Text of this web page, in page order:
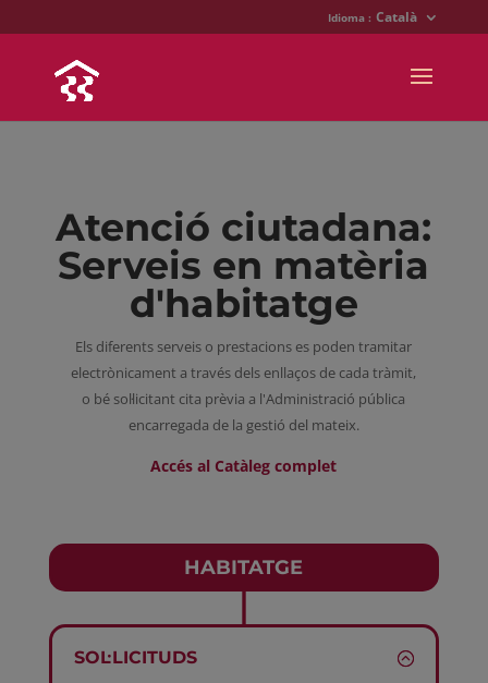
Idioma : Català
Atenció ciutadana:
Serveis en matèria
d'habitatge
Els diferents serveis o prestacions es poden tramitar
electrònicament a través dels enllaços de cada tràmit,
o bé sol·licitant cita prèvia a l'Administració pública
encarregada de la gestió del mateix.
Accés al Catàleg complet
HABITATGE
SOL·LICITUDS